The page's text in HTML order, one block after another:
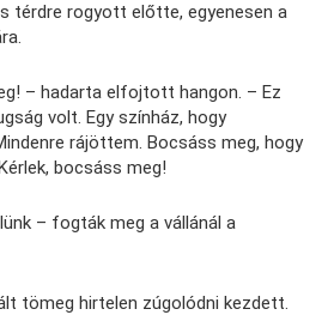
térdre rogyott előtte, egyenesen a
– hadarta elfojtott hangon. – Ez
volt. Egy színház, hogy
rájöttem. Bocsáss meg, hogy
bocsáss meg!
– fogták meg a vállánál a
tömeg hirtelen zúgolódni kezdett.